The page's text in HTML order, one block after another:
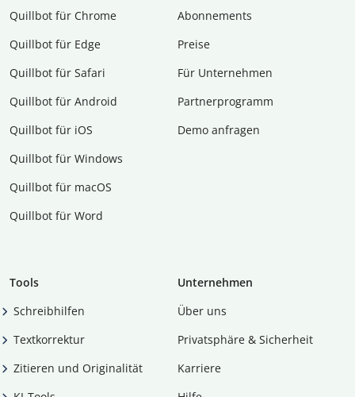
Quillbot für Chrome
Quillbot für Edge
Quillbot für Safari
Quillbot für Android
Quillbot für iOS
Quillbot für Windows
Quillbot für macOS
Quillbot für Word
Abon­ne­ments
Preise
Für Unternehmen
Partnerprogramm
Demo anfragen
Tools
Schreibhilfen
Textkorrektur
Zitieren und Originalität
Unternehmen
Über uns
Privatsphäre & Sicherheit
Karriere